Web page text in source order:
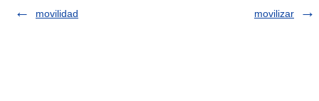
movilidad movilizar